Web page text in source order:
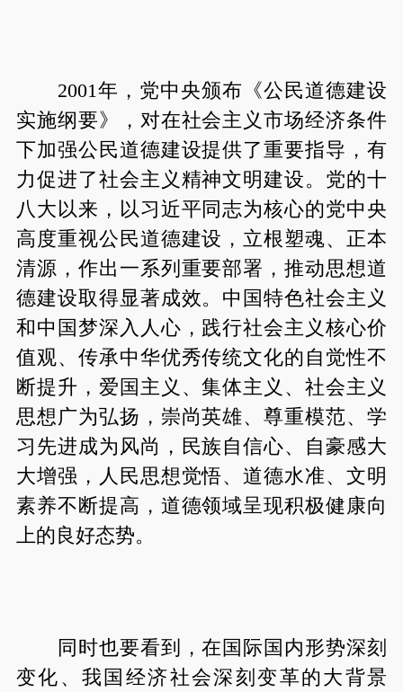
2001年，党中央颁布《公民道德建设
实施纲要》，对在社会主义市场经济条件
下加强公民道德建设提供了重要指导，有
力促进了社会主义精神文明建设。党的十
八大以来，以习近平同志为核心的党中央
高度重视公民道德建设，立根塑魂、正本
清源，作出一系列重要部署，推动思想道
德建设取得显著成效。中国特色社会主义
和中国梦深入人心，践行社会主义核心价
值观、传承中华优秀传统文化的自觉性不
断提升，爱国主义、集体主义、社会主义
思想广为弘扬，崇尚英雄、尊重模范、学
习先进成为风尚，民族自信心、自豪感大
大增强，人民思想觉悟、道德水准、文明
素养不断提高，道德领域呈现积极健康向
上的良好态势。
同时也要看到，在国际国内形势深刻
变化、我国经济社会深刻变革的大背景